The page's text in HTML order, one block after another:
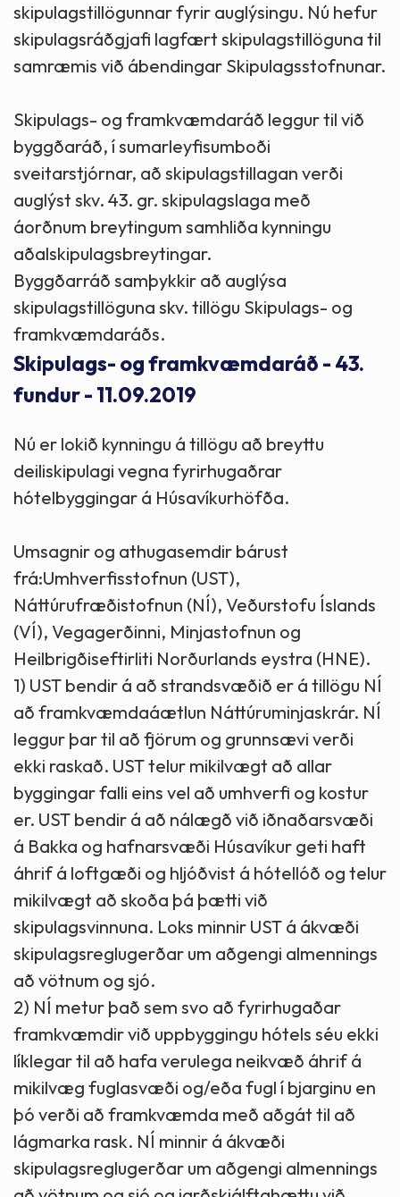
skipulagstillögunnar fyrir auglýsingu. Nú hefur
skipulagsráðgjafi lagfært skipulagstillöguna til
samræmis við ábendingar Skipulagsstofnunar.
Skipulags- og framkvæmdaráð leggur til við
byggðaráð, í sumarleyfisumboði
sveitarstjórnar, að skipulagstillagan verði
auglýst skv. 43. gr. skipulagslaga með
áorðnum breytingum samhliða kynningu
aðalskipulagsbreytingar.
Byggðarráð samþykkir að auglýsa
skipulagstillöguna skv. tillögu Skipulags- og
framkvæmdaráðs.
Skipulags- og framkvæmdaráð - 43.
fundur - 11.09.2019
Nú er lokið kynningu á tillögu að breyttu
deiliskipulagi vegna fyrirhugaðrar
hótelbyggingar á Húsavíkurhöfða.
Umsagnir og athugasemdir bárust
frá:Umhverfisstofnun (UST),
Náttúrufræðistofnun (NÍ), Veðurstofu Íslands
(VÍ), Vegagerðinni, Minjastofnun og
Heilbrigðiseftirliti Norðurlands eystra (HNE).
1) UST bendir á að strandsvæðið er á tillögu NÍ
að framkvæmdaáætlun Náttúruminjaskrár. NÍ
leggur þar til að fjörum og grunnsævi verði
ekki raskað. UST telur mikilvægt að allar
byggingar falli eins vel að umhverfi og kostur
er. UST bendir á að nálægð við iðnaðarsvæði
á Bakka og hafnarsvæði Húsavíkur geti haft
áhrif á loftgæði og hljóðvist á hótellóð og telur
mikilvægt að skoða þá þætti við
skipulagsvinnuna. Loks minnir UST á ákvæði
skipulagsreglugerðar um aðgengi almennings
að vötnum og sjó.
2) NÍ metur það sem svo að fyrirhugaðar
framkvæmdir við uppbyggingu hótels séu ekki
líklegar til að hafa verulega neikvæð áhrif á
mikilvæg fuglasvæði og/eða fugl í bjarginu en
þó verði að framkvæmda með aðgát til að
lágmarka rask. NÍ minnir á ákvæði
skipulagsreglugerðar um aðgengi almennings